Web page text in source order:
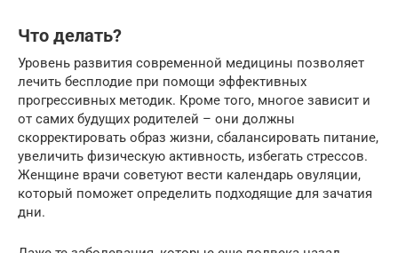
Что делать?
Уровень развития современной медицины позволяет
лечить бесплодие при помощи эффективных
прогрессивных методик. Кроме того, многое зависит и
от самих будущих родителей – они должны
скорректировать образ жизни, сбалансировать питание,
увеличить физическую активность, избегать стрессов.
Женщине врачи советуют вести календарь овуляции,
который поможет определить подходящие для зачатия
дни.